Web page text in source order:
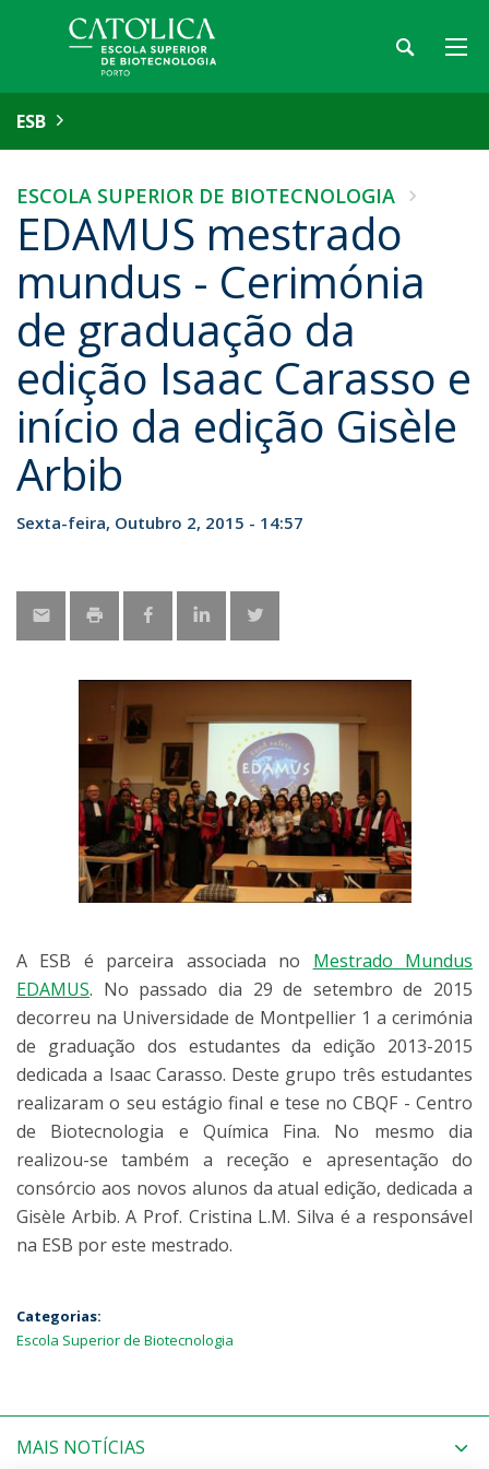
ESB
ESCOLA SUPERIOR DE BIOTECNOLOGIA
EDAMUS mestrado
mundus - Cerimónia
de graduação da
edição Isaac Carasso e
início da edição Gisèle
Arbib
Sexta-feira, Outubro 2, 2015 - 14:57
A ESB é parceira associada no Mestrado Mundus
EDAMUS. No passado dia 29 de setembro de 2015
decorreu na Universidade de Montpellier 1 a cerimónia
de graduação dos estudantes da edição 2013-2015
dedicada a Isaac Carasso. Deste grupo três estudantes
realizaram o seu estágio final e tese no CBQF - Centro
de Biotecnologia e Química Fina. No mesmo dia
realizou-se também a receção e apresentação do
consórcio aos novos alunos da atual edição, dedicada a
Gisèle Arbib. A Prof. Cristina L.M. Silva é a responsável
na ESB por este mestrado.
Categorias:
Escola Superior de Biotecnologia
MAIS NOTÍCIAS